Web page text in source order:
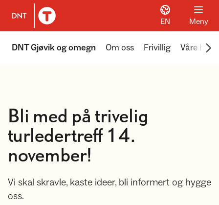
Til DNT.no forside
EN Meny
DNT Gjøvik og omegn Om oss Frivillig Våre
Bli med på trivelig
turledertreff 14.
november!
Vi skal skravle, kaste ideer, bli informert og hygge
oss.